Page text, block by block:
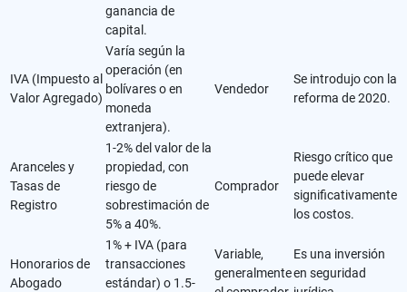
ganancia de
capital.
IVA (Impuesto al
Valor Agregado)
Varía según la
operación (en
bolívares o en
moneda
extranjera).
Vendedor
Se introdujo con la
reforma de 2020.
Aranceles y
Tasas de
Registro
1-2% del valor de la
propiedad, con
riesgo de
sobrestimación de
5% a 40%.
Comprador
Riesgo crítico que
puede elevar
significativamente
los costos.
Honorarios de
Abogado
1% + IVA (para
transacciones
estándar) o 1.5-
Variable,
generalmente
Es una inversión
en seguridad